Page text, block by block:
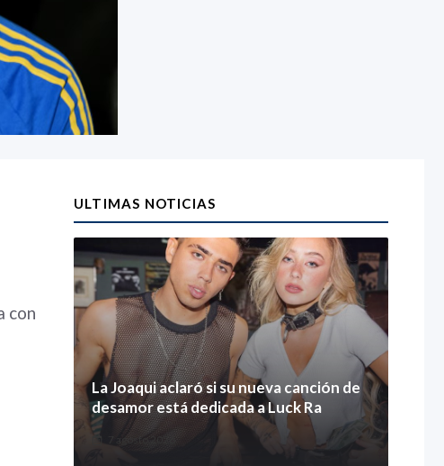
con
ULTIMAS NOTICIAS
La Joaqui aclaró si su nueva canción de
desamor está dedicada a Luck Ra
7 agosto 2026